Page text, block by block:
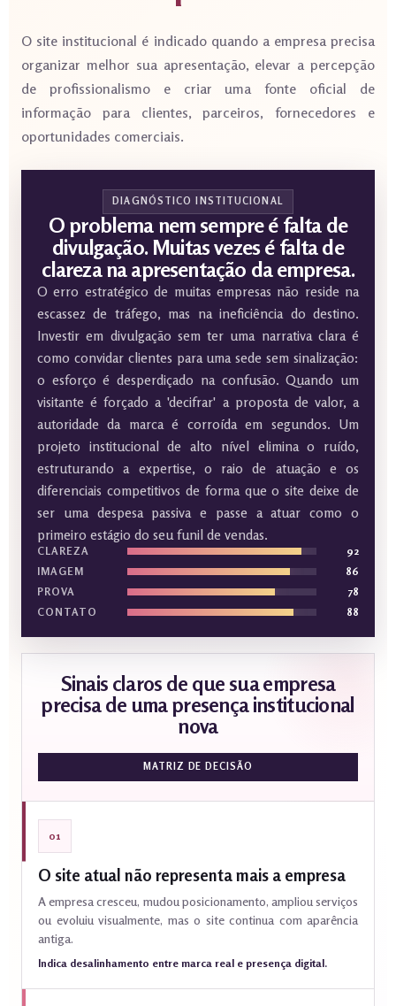
O site institucional é indicado quando a empresa precisa
organizar melhor sua apresentação, elevar a percepção
de profissionalismo e criar uma fonte oficial de
informação para clientes, parceiros, fornecedores e
oportunidades comerciais.
DIAGNÓSTICO INSTITUCIONAL
O problema nem sempre é falta de
divulgação. Muitas vezes é falta de
clareza na apresentação da empresa.
O erro estratégico de muitas empresas não reside na
escassez de tráfego, mas na ineficiência do destino.
Investir em divulgação sem ter uma narrativa clara é
como convidar clientes para uma sede sem sinalização:
o esforço é desperdiçado na confusão. Quando um
visitante é forçado a 'decifrar' a proposta de valor, a
autoridade da marca é corroída em segundos. Um
projeto institucional de alto nível elimina o ruído,
estruturando a expertise, o raio de atuação e os
diferenciais competitivos de forma que o site deixe de
ser uma despesa passiva e passe a atuar como o
primeiro estágio do seu funil de vendas.
CLAREZA
92
IMAGEM
86
PROVA
78
CONTATO
88
Sinais claros de que sua empresa
precisa de uma presença institucional
nova
MATRIZ DE DECISÃO
01
O site atual não representa mais a empresa
A empresa cresceu, mudou posicionamento, ampliou serviços
ou evoluiu visualmente, mas o site continua com aparência
antiga.
Indica desalinhamento entre marca real e presença digital.